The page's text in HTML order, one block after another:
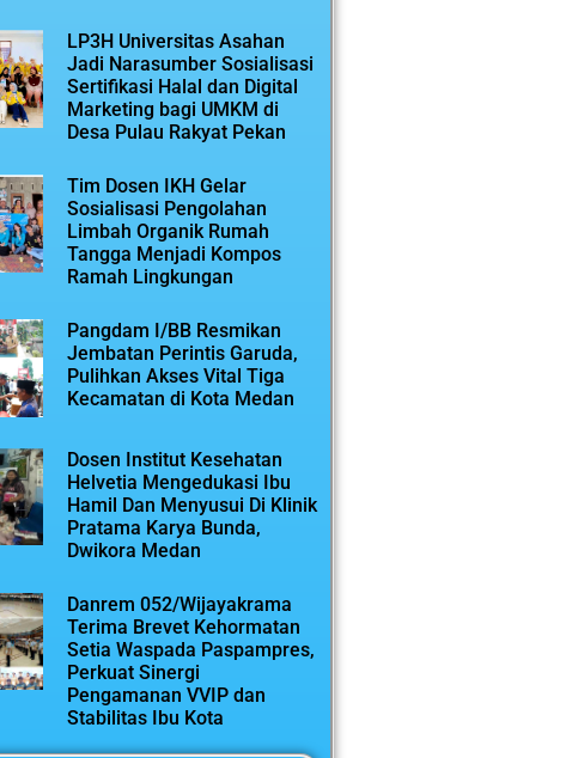
LP3H Universitas Asahan
Jadi Narasumber Sosialisasi
Sertifikasi Halal dan Digital
Marketing bagi UMKM di
Desa Pulau Rakyat Pekan
Tim Dosen IKH Gelar
Sosialisasi Pengolahan
Limbah Organik Rumah
Tangga Menjadi Kompos
Ramah Lingkungan
Pangdam I/BB Resmikan
Jembatan Perintis Garuda,
Pulihkan Akses Vital Tiga
Kecamatan di Kota Medan
Dosen Institut Kesehatan
Helvetia Mengedukasi Ibu
Hamil Dan Menyusui Di Klinik
Pratama Karya Bunda,
Dwikora Medan
Danrem 052/Wijayakrama
Terima Brevet Kehormatan
Setia Waspada Paspampres,
Perkuat Sinergi
Pengamanan VVIP dan
Stabilitas Ibu Kota